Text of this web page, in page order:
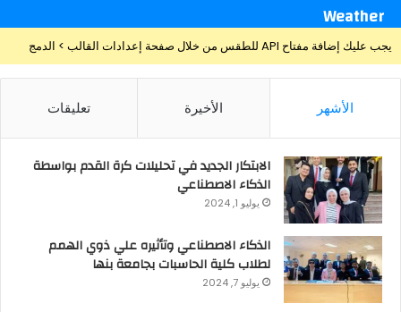
Weather
يجب عليك إضافة مفتاح API للطقس من خلال صفحة إعدادات القالب > الدمج
الأشهر الأخيرة تعليقات
الابتكار الجديد في تحليلات كرة القدم بواسطة
الذكاء الاصطناعي
يوليو 1, 2024
الذكاء الاصطناعي وتأثيره علي ذوي الهمم
لطلاب كلية الحاسبات بجامعة بنها
يوليو 7, 2024